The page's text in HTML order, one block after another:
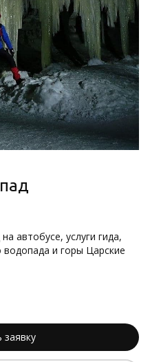
автобусе, услуги гида,
и горы Царские
заявку